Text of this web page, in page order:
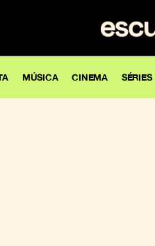
MÚSICA CINEMA SÉRIES